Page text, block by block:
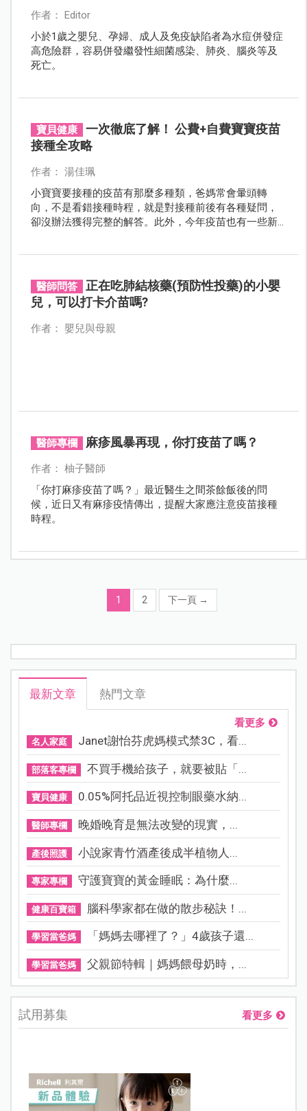
作者： Editor
小於1歲之嬰兒、孕婦、成人及免疫缺陷者為水痘併發症
高危險群，容易併發繼發性細菌感染、肺炎、腦炎等及
死亡。
寶貝健康
一次徹底了解！ 公費+自費寶寶疫苗
接種全攻略
作者： 湯佳珮
小寶寶要接種的疫苗有那麼多種類，爸媽常會暈頭轉
向，不是看錯接種時程，就是對接種前後有各種疑問，
卻沒辦法獲得完整的解答。此外，今年疫苗也有一些新
醫師問答
正在吃肺結核藥(預防性投藥)的小嬰
兒，可以打卡介苗嗎?
作者： 嬰兒與母親
醫師專欄 麻疹風暴再現，你打疫苗了嗎？
作者： 柚子醫師
「你打麻疹疫苗了嗎？」最近醫生之間茶餘飯後的問
候，近日又有麻疹疫情傳出，提醒大家應注意疫苗接種
時程。
1 2 下一頁 →
最新文章 熱門文章
看更多
名人家庭 Janet謝怡芬虎媽模式禁3C，看...
部落客專欄 不買手機給孩子，就要被貼「...
寶貝健康 0.05%阿托品近視控制眼藥水納...
醫師專欄 晚婚晚育是無法改變的現實，...
產後照護 小說家青竹酒產後成半植物人...
專家專欄 守護寶寶的黃金睡眠：為什麼...
健康百寶箱 腦科學家都在做的散步秘訣！...
學習當爸媽 「媽媽去哪裡了？」4歲孩子還...
學習當爸媽 父親節特輯｜媽媽餵母奶時，...
試用募集 看更多